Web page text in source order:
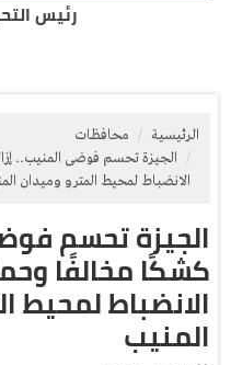
رئيس
الرئيسية
محافظات
الانضباط لمحيط المترو وميدان
كشكًا مخالفًا
الانضباط لمحيط
المنيب